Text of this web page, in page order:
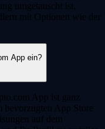
umgetauscht ist,
mit Optionen wie der
App ein?
App ist ganz
bevorzugten App Store
auf dem